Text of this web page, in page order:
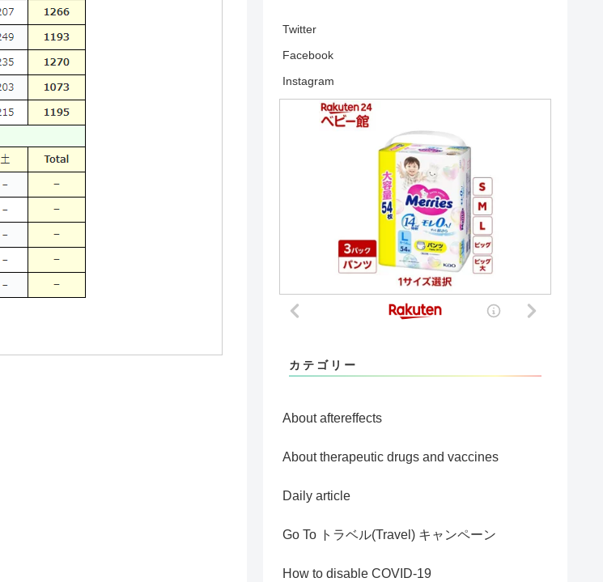
Twitter
Facebook
Instagram
カテゴリー
About aftereffects
About therapeutic drugs and vaccines
Daily article
Go To トラベル(Travel) キャンペーン
How to disable COVID-19